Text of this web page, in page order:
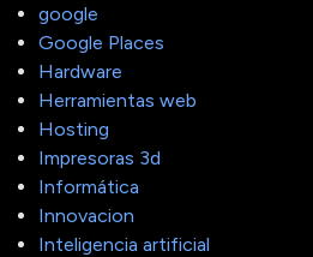
google
Google Places
Hardware
Herramientas web
Hosting
Impresoras 3d
Informática
Innovacion
Inteligencia artificial